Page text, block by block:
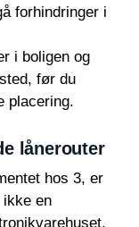
forhindringer i
i boligen og
før du
placering.
lånerouter
hos 3, er
ikke en